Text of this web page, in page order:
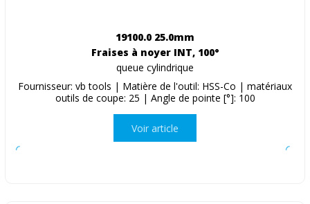
19100.0 25.0mm
Fraises à noyer INT, 100°
queue cylindrique
Fournisseur: vb tools | Matière de l'outil: HSS-Co | matériaux
outils de coupe: 25 | Angle de pointe [°]: 100
Voir article